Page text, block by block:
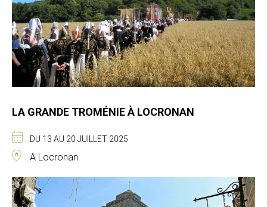
LA GRANDE TROMÉNIE À LOCRONAN
DU 13 AU 20 JUILLET 2025
A Locronan